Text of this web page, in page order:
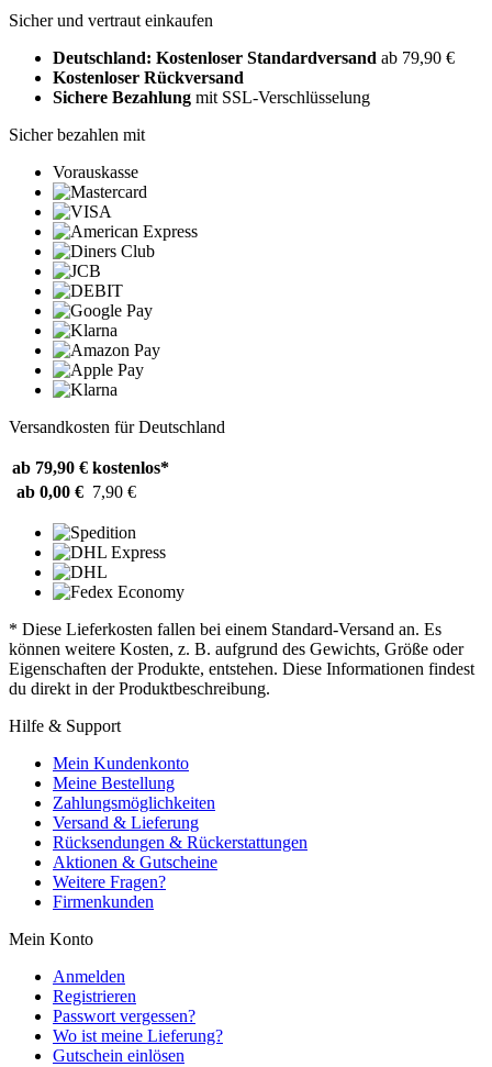
Sicher und vertraut einkaufen
Deutschland: Kostenloser Standardversand ab 79,90 €
Kostenloser Rückversand
Sichere Bezahlung mit SSL-Verschlüsselung
Sicher bezahlen mit
Vorauskasse
Versandkosten für Deutschland
ab 79,90 € kostenlos*
ab 0,00 € 7,90 €
* Diese Lieferkosten fallen bei einem Standard-Versand an. Es
können weitere Kosten, z. B. aufgrund des Gewichts, Größe oder
Eigenschaften der Produkte, entstehen. Diese Informationen findest
du direkt in der Produktbeschreibung.
Hilfe & Support
Mein Kundenkonto
Meine Bestellung
Zahlungsmöglichkeiten
Versand & Lieferung
Rücksendungen & Rückerstattungen
Aktionen & Gutscheine
Weitere Fragen?
Firmenkunden
Mein Konto
Anmelden
Registrieren
Passwort vergessen?
Wo ist meine Lieferung?
Gutschein einlösen